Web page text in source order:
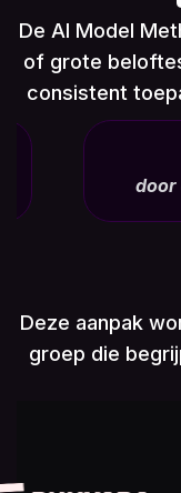
De AI Model
of grote
consistent
door
Deze aanpak
groep die